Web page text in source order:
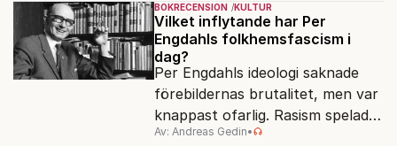
BOKRECENSION KULTUR
Vilket inflytande har Per
Engdahls folkhemsfascism i
dag?
Per Engdahls ideologi saknade
förebildernas brutalitet, men var
knappast ofarlig. Rasism spelades
ned i förmån för "kultur". Känns
Av: Andreas Gedin•